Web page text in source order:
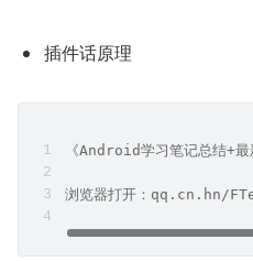
插件话原理
《Android学习笔记总结+
浏览器打开：qq.cn.hn/